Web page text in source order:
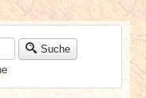
Suche